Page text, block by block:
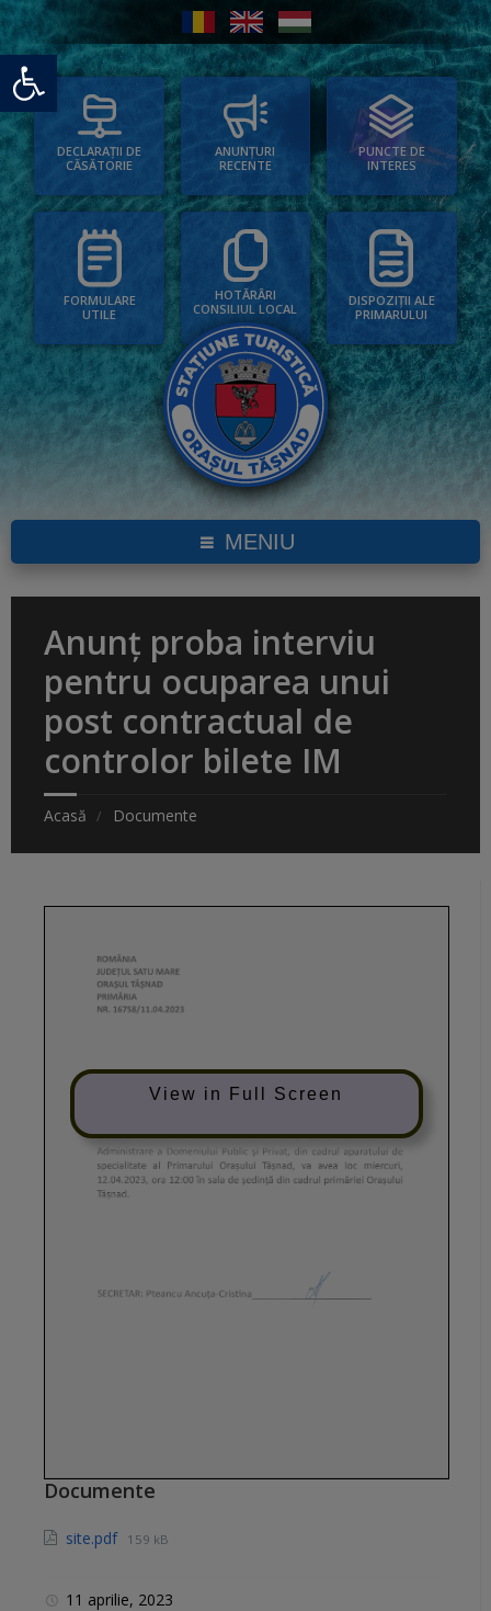
Deschide bara de unelte
DECLARAȚII DE
CĂSĂTORIE
ANUNȚURI
RECENTE
PUNCTE DE
INTERES
FORMULARE
UTILE
HOTĂRÂRI
CONSILIUL LOCAL
DISPOZIȚII ALE
PRIMARULUI
MENIU
Anunț proba interviu
pentru ocuparea unui
post contractual de
controlor bilete IM
Acasă Documente
View in Full Screen
Documente
site.pdf 159 kB
11 aprilie, 2023